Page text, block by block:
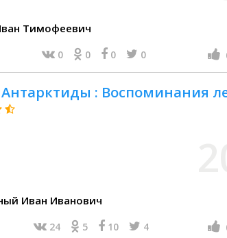
Тимофеевич
0 0 0 0
Антарктиды : Воспоминания
Иван Иванович
24 5 10 4